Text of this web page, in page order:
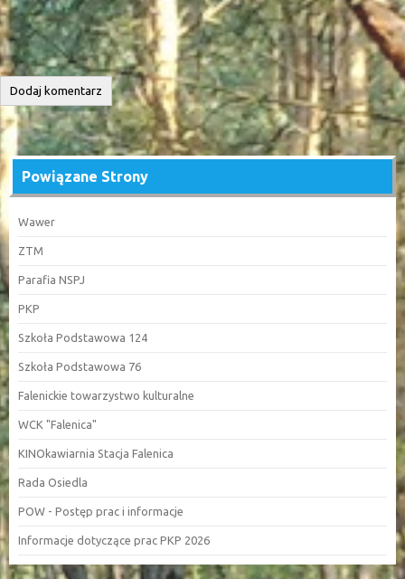
Powiązane Strony
Wawer
ZTM
Parafia NSPJ
PKP
Szkoła Podstawowa 124
Szkoła Podstawowa 76
Falenickie towarzystwo kulturalne
WCK "Falenica"
KINOkawiarnia Stacja Falenica
Rada Osiedla
POW - Postęp prac i informacje
Informacje dotyczące prac PKP 2026